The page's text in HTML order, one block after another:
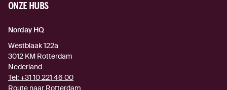
ONZE HUBS
Norday HQ
Westblaak 122a
3012 KM Rotterdam
Nederland
Tel: +31 10 221 46 00
Route naar Rotterdam